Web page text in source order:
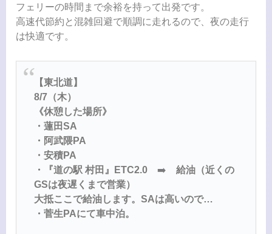
フェリーの時間まで余裕を持って出発です。
高速代節約と混雑回避で順調に走れるので、夜の走行
は快適です。
【東北道】
8/7（木）
《休憩した場所》
・蓮田SA
・阿武隈PA
・安積PA
・『道の駅 村田』ETC2.0 ➡️ 給油（近くの
GSは夜遅くまで営業）
大抵ここで給油します。SAは高いので…
・菅生PAにて車中泊。